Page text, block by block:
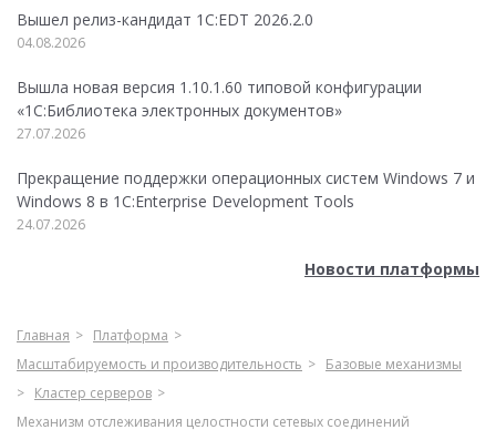
Вышел релиз-кандидат 1C:EDT 2026.2.0
04.08.2026
Вышла новая версия 1.10.1.60 типовой конфигурации
«1С:Библиотека электронных документов»
27.07.2026
Прекращение поддержки операционных систем Windows 7 и
Windows 8 в 1C:Enterprise Development Tools
24.07.2026
Новости платформы
Главная
Платформа
Масштабируемость и производительность
Базовые механизмы
Кластер серверов
Механизм отслеживания целостности сетевых соединений